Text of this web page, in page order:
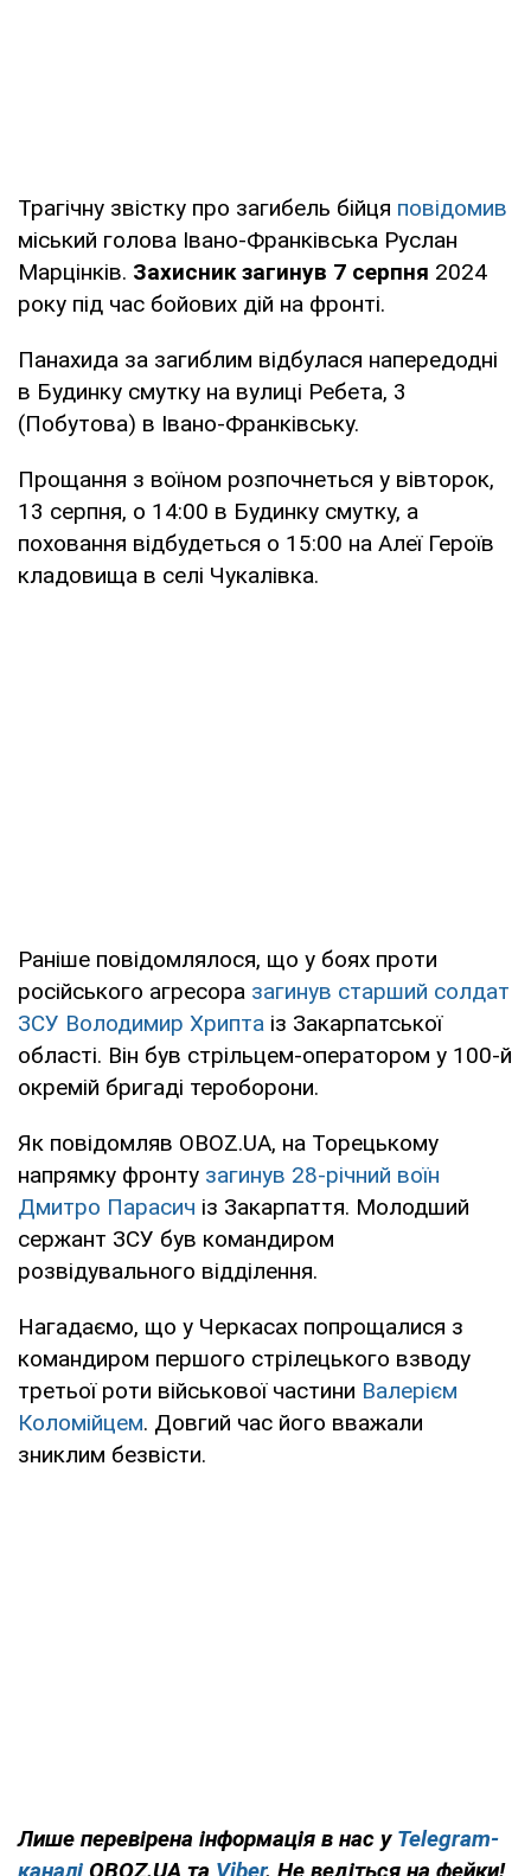
Трагічну звістку про загибель бійця повідомив
міський голова Івано-Франківська Руслан
Марцінків. Захисник загинув 7 серпня 2024
року під час бойових дій на фронті.
Панахида за загиблим відбулася напередодні
в Будинку смутку на вулиці Ребета, 3
(Побутова) в Івано-Франківську.
Прощання з воїном розпочнеться у вівторок,
13 серпня, о 14:00 в Будинку смутку, а
поховання відбудеться о 15:00 на Алеї Героїв
кладовища в селі Чукалівка.
Раніше повідомлялося, що у боях проти
російського агресора загинув старший солдат
ЗСУ Володимир Хрипта із Закарпатської
області. Він був стрільцем-оператором у 100-й
окремій бригаді тероборони.
Як повідомляв OBOZ.UA, на Торецькому
напрямку фронту загинув 28-річний воїн
Дмитро Парасич із Закарпаття. Молодший
сержант ЗСУ був командиром
розвідувального відділення.
Нагадаємо, що у Черкасах попрощалися з
командиром першого стрілецького взводу
третьої роти військової частини Валерієм
Коломійцем. Довгий час його вважали
зниклим безвісти.
Лише перевірена інформація в нас у Telegram-
каналі OBOZ.UA та Viber. Не ведіться на фейки!